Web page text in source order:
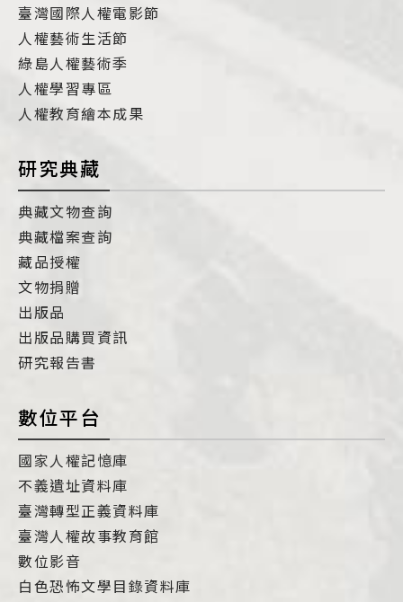
臺灣國際人權電影節
人權藝術生活節
綠島人權藝術季
人權學習專區
人權教育繪本成果
研究典藏
典藏文物查詢
典藏檔案查詢
藏品授權
文物捐贈
出版品
出版品購買資訊
研究報告書
數位平台
國家人權記憶庫
不義遺址資料庫
臺灣轉型正義資料庫
臺灣人權故事教育館
數位影音
白色恐怖文學目錄資料庫